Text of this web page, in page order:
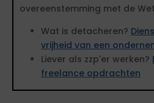
overeenstemming met de Wet
Wat is detacheren?
vrijheid van een
Liever als zzp'er werken?
freelance opdrachten